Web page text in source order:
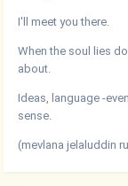
I'll meet you there.
When the soul lies
about.
Ideas, language -
sense.
(mevlana jelaluddin